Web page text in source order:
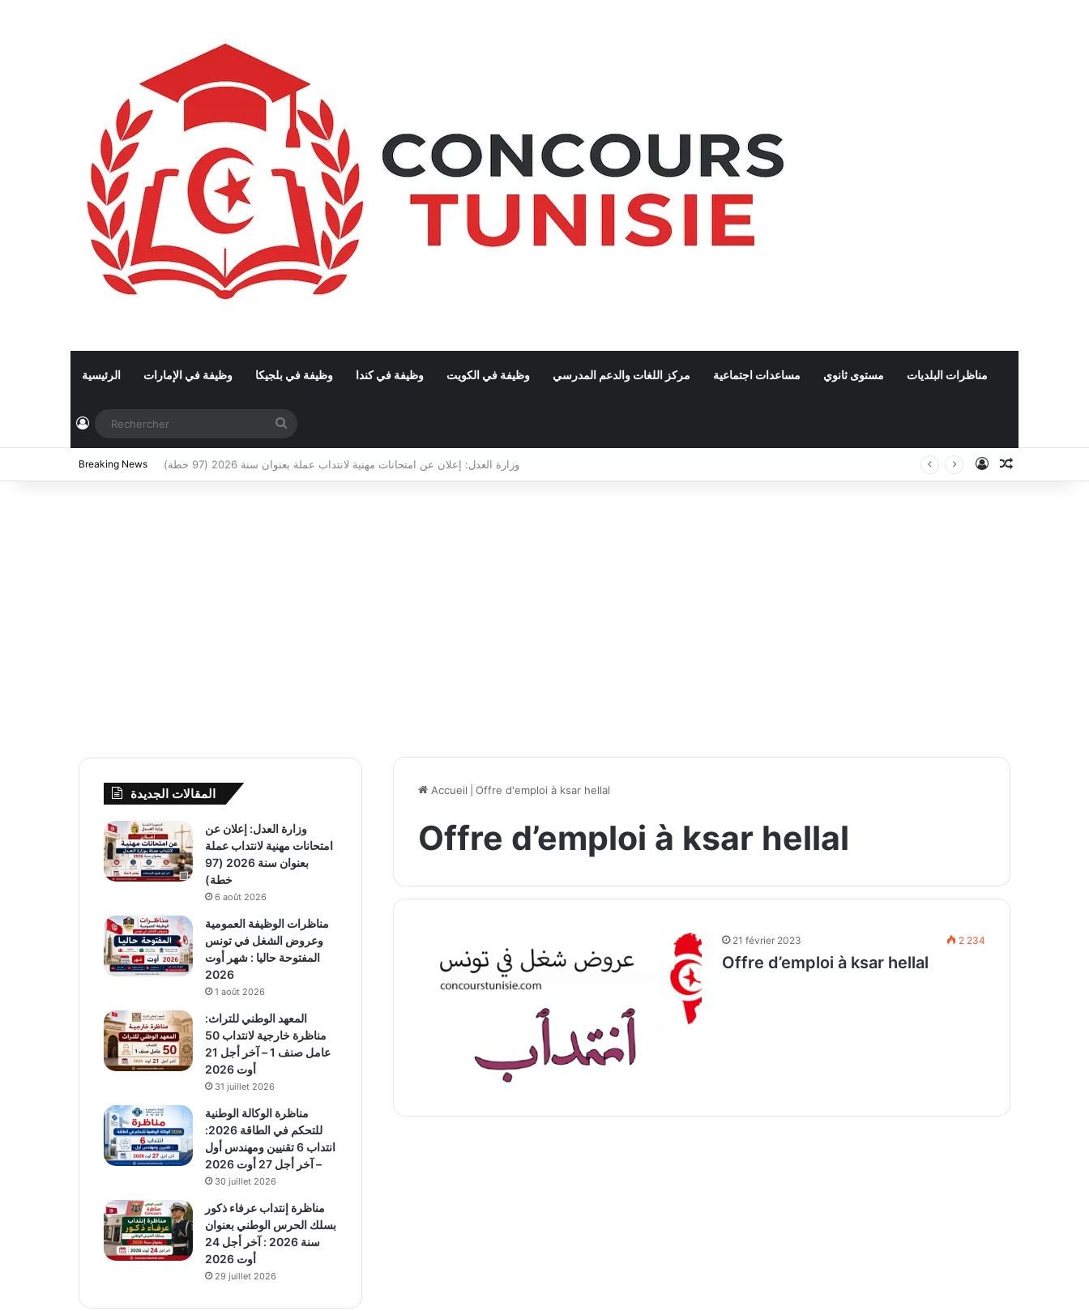
الرئيسية وظيفة في الإمارات وظيفة في بلجيكا وظيفة في كندا وظيفة في الكويت مركز اللغات والدعم المدرسي مساعدات اجتماعية مستوى ثانوي مناظرات البلديات
Connexion
Breaking News مناظرات الوظيفة العمومية وعروض الشغل في تونس المفتوحة حاليا : شهر أوت 2026 Connexion
Accueil Offre d'emploi à ksar hellal
Offre d’emploi à ksar hellal
21 février 2023 2 234
Offre d’emploi à ksar hellal
المقالات الجديدة
وزارة العدل: إعلان عن
امتحانات مهنية لانتداب عملة
بعنوان سنة 2026 (97
خطة)
6 août 2026
مناظرات الوظيفة العمومية
وعروض الشغل في تونس
المفتوحة حاليا : شهر أوت
2026
1 août 2026
المعهد الوطني للتراث:
مناظرة خارجية لانتداب 50
عامل صنف 1 – آخر أجل 21
أوت 2026
31 juillet 2026
مناظرة الوكالة الوطنية
للتحكم في الطاقة 2026:
انتداب 6 تقنيين ومهندس أول
– آخر أجل 27 أوت 2026
30 juillet 2026
مناظرة إنتداب عرفاء ذكور
بسلك الحرس الوطني بعنوان
سنة 2026 : آخر أجل 24
أوت 2026
29 juillet 2026